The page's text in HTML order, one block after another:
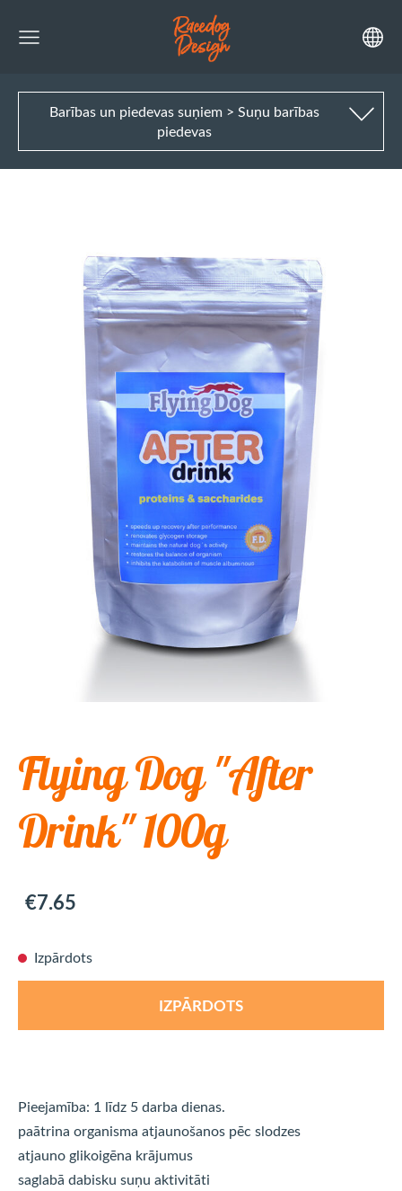
Barības un piedevas suņiem > Suņu barības
piedevas
Flying Dog "After
Drink" 100g
€7.65
Izpārdots
IZPĀRDOTS
Pieejamība: 1 līdz 5 darba dienas.
paātrina organisma atjaunošanos pēc slodzes
atjauno glikoigēna krājumus
saglabā dabisku suņu aktivitāti